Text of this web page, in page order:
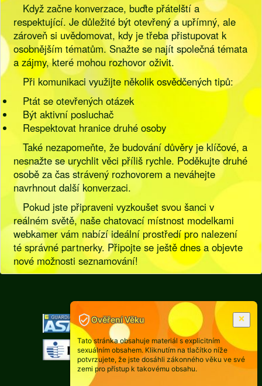
Když začne konverzace, buďte přátelští a
respektující. Je důležité být otevřený a upřímný, ale
zároveň si uvědomovat, kdy je třeba přistupovat k
osobnějším tématům. Snažte se najít společná témata
a zájmy, které mohou rozhovor oživit.
Při komunikaci využijte několik osvědčených tipů:
Ptát se otevřených otázek
Být aktivní posluchač
Respektovat hranice druhé osoby
Také nezapomeňte, že budování důvěry je klíčové, a
nesnažte se urychlit věci příliš rychle. Poděkujte druhé
osobě za čas strávený rozhovorem a neváhejte
navrhnout další konverzaci.
Pokud jste připraveni vyzkoušet svou šanci v
reálném světě, naše chatovací místnost modelkami
webkamer vám nabízí ideální prostředí pro nalezení
té správné partnerky. Připojte se ještě dnes a objevte
nové možnosti seznamování!
]
Ověření Věku
Tato stránka obsahuje materiál s explicitním
sexuálním obsahem. Kliknutím na tlačítko níže
potvrzujete, že jste dosáhli zákonného věku ve své
zemi pro přístup k takovému obsahu.